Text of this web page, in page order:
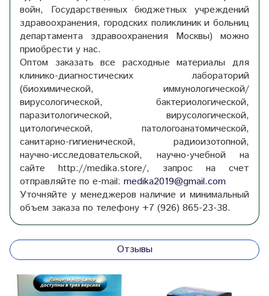
войн, Государственных бюджетных учреждений
здравоохранения, городских поликлиник и больниц
департамента здравоохранения Москвы) можно
приобрести у нас.
Оптом заказать все расходные материалы для
клинико-диагностических лабораторий
(биохимической, иммунологической/
вирусологической, бактериологической,
паразитологической, вирусологической,
цитологической, патологоанатомической,
санитарно-гигиенической, радиоизотопной,
научно-исследовательской, научно-учебной на
сайте http://medika.store/, запрос на счет
отправляйте по e-mail: medika2019@gmail.com
Уточняйте у менеджеров наличие и минимальный
объем заказа по телефону +7 (926) 865-23-38.
Отзывы